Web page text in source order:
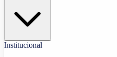
Institucional